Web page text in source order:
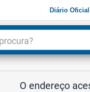
Diário Oficial
O endereço